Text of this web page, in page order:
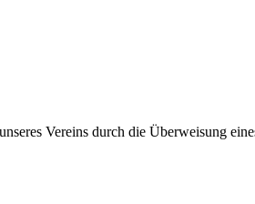
Vereins durch die Überweisung